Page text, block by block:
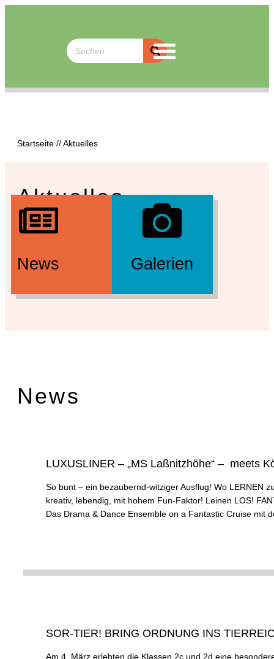
Startseite //Aktuelles
Aktuelles
News Galerien
News
LUXUSLINER – „MS Laßnitzhöhe“ – meets
So bunt – ein bezaubernd-witziger Ausflug! Wo LERNEN
kreativ, lebendig, mit hohem Fun-Faktor! Leinen LOS!
Das Drama & Dance Ensemble on a Fantastic Cruise
SOR-TIER! BRING ORDNUNG INS
Am 4. März erlebten die Klassen 2c und 2d eine